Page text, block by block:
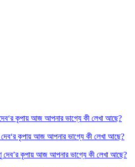
কৃপায় আজ আপনার ভাগ্যে কী লেখা আছে?
কৃপায় আজ আপনার ভাগ্যে কী লেখা আছে?
কৃপায় আজ আপনার ভাগ্যে কী লেখা আছে?